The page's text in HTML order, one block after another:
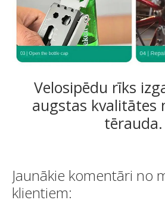
Velosipēdu rīks
augstas kvalitātes
tērauda.
Jaunākie komentāri no
klientiem: